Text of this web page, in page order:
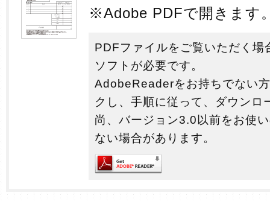
※Adobe PDFで開きます
PDFファイルをご覧いただく
ソフトが必要です。
AdobeReaderをお持ちでない
クし、手順に従って、ダウンロ
尚、バージョン3.0以前をお使
ない場合があります。